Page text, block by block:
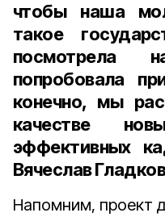
чтобы наша
такое
посмотрела
попробовала
конечно, мы
качестве
эффективных
Вячеслав
Напомним, проект